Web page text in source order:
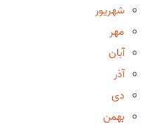
شهریور
مهر
آبان
آذر
دی
بهمن